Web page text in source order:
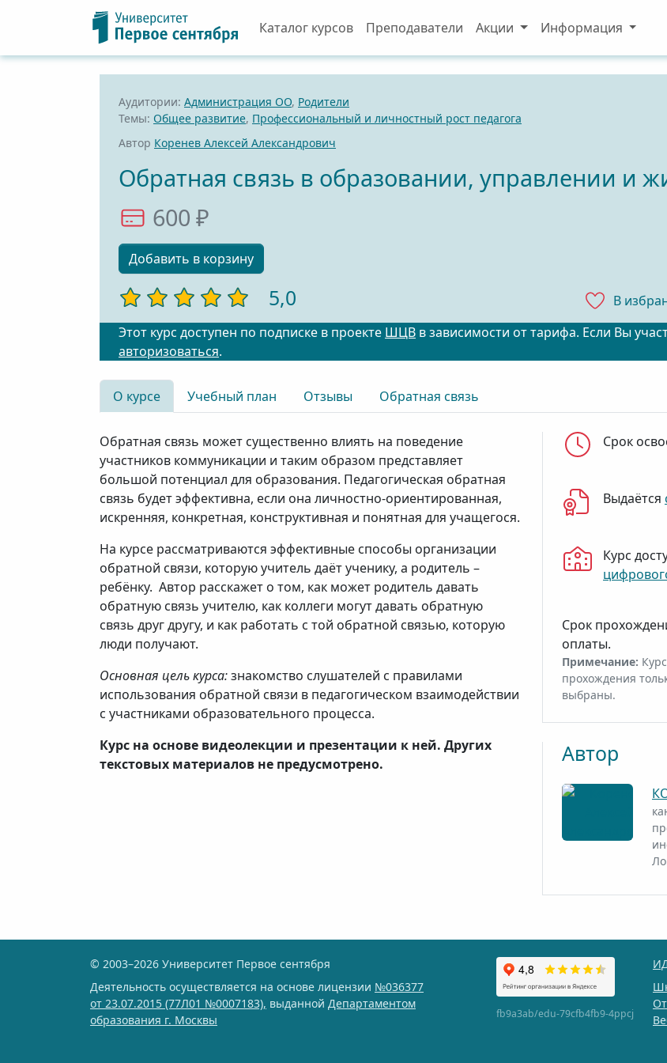
Каталог курсов Преподаватели Акции Информация
Аудитории: Администрация ОО, Родители
Темы: Общее развитие, Профессиональный и личностный рост педагога
Автор Коренев Алексей Александрович
Обратная связь в образовании, управлении и
600 ₽
Добавить в корзину
5,0
В
Этот курс доступен по подписке в проекте ШЦВ в зависимости от тарифа. Если Вы
авторизоваться.
О курсе Учебный план Отзывы Обратная связь
Срок
Выдаётся
Курс
Срок
оплаты.
Примечание:
прохождения
выбраны.
Автор
Обратная связь может существенно влиять на поведение
участников коммуникации и таким образом представляет
большой потенциал для образования. Педагогическая обратная
связь будет эффективна, если она личностно-ориентированная,
искренняя, конкретная, конструктивная и понятная для учащегося.
На курсе рассматриваются эффективные способы организации
обратной связи, которую учитель даёт ученику, а родитель –
ребёнку. Автор расскажет о том, как может родитель давать
обратную связь учителю, как коллеги могут давать обратную
связь друг другу, и как работать с той обратной связью, которую
люди получают.
Основная цель курса:знакомство слушателей с правилами
использования обратной связи в педагогическом взаимодействии
с участниками образовательного процесса.
Курс на основе видеолекции и презентации к ней. Других
текстовых материалов не предусмотрено.
© 2003–2026 Университет Первое сентября
Деятельность осуществляется на основе лицензии №036377
от 23.07.2015 (77Л01 №0007183), выданной Департаментом
образования г. Москвы
fb9a3ab/edu-79cfb4fb9-4ppcj